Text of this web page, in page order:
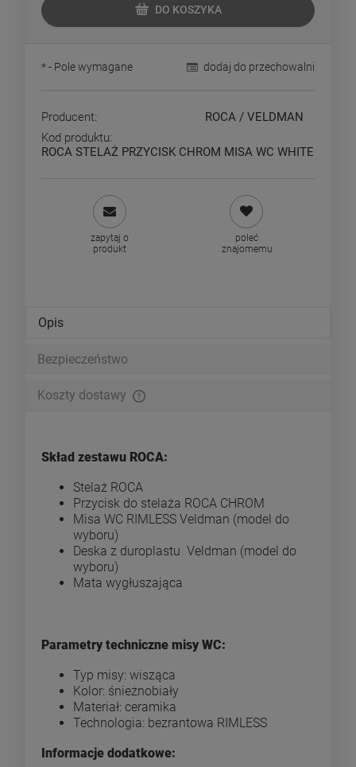
DO KOSZYKA
dodaj do przechowalni
*- Pole wymagane
Producent:
ROCA / VELDMAN
Kod produktu:
ROCA STELAŻ PRZYCISK CHROM MISA WC WHITE
zapytaj o
produkt
poleć
znajomemu
Opis
Bezpieczeństwo
Koszty dostawy
Skład zestawu ROCA:
Stelaż ROCA
Przycisk do stelaża ROCA CHROM
Misa WC RIMLESS Veldman (model do
wyboru)
Deska z duroplastu Veldman (model do
wyboru)
Mata wygłuszająca
Parametry techniczne misy WC:
Typ misy: wisząca
Kolor: śnieżnobiały
Materiał: ceramika
Technologia: bezrantowa RIMLESS
Informacje dodatkowe: